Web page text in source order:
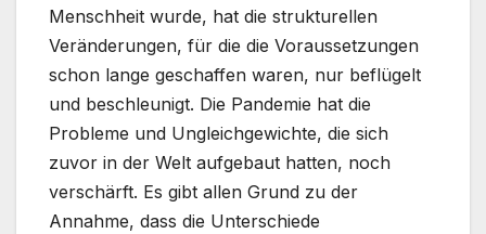
Menschheit wurde, hat die strukturellen
Veränderungen, für die die Voraussetzungen
schon lange geschaffen waren, nur beflügelt
und beschleunigt. Die Pandemie hat die
Probleme und Ungleichgewichte, die sich
zuvor in der Welt aufgebaut hatten, noch
verschärft. Es gibt allen Grund zu der
Annahme, dass die Unterschiede